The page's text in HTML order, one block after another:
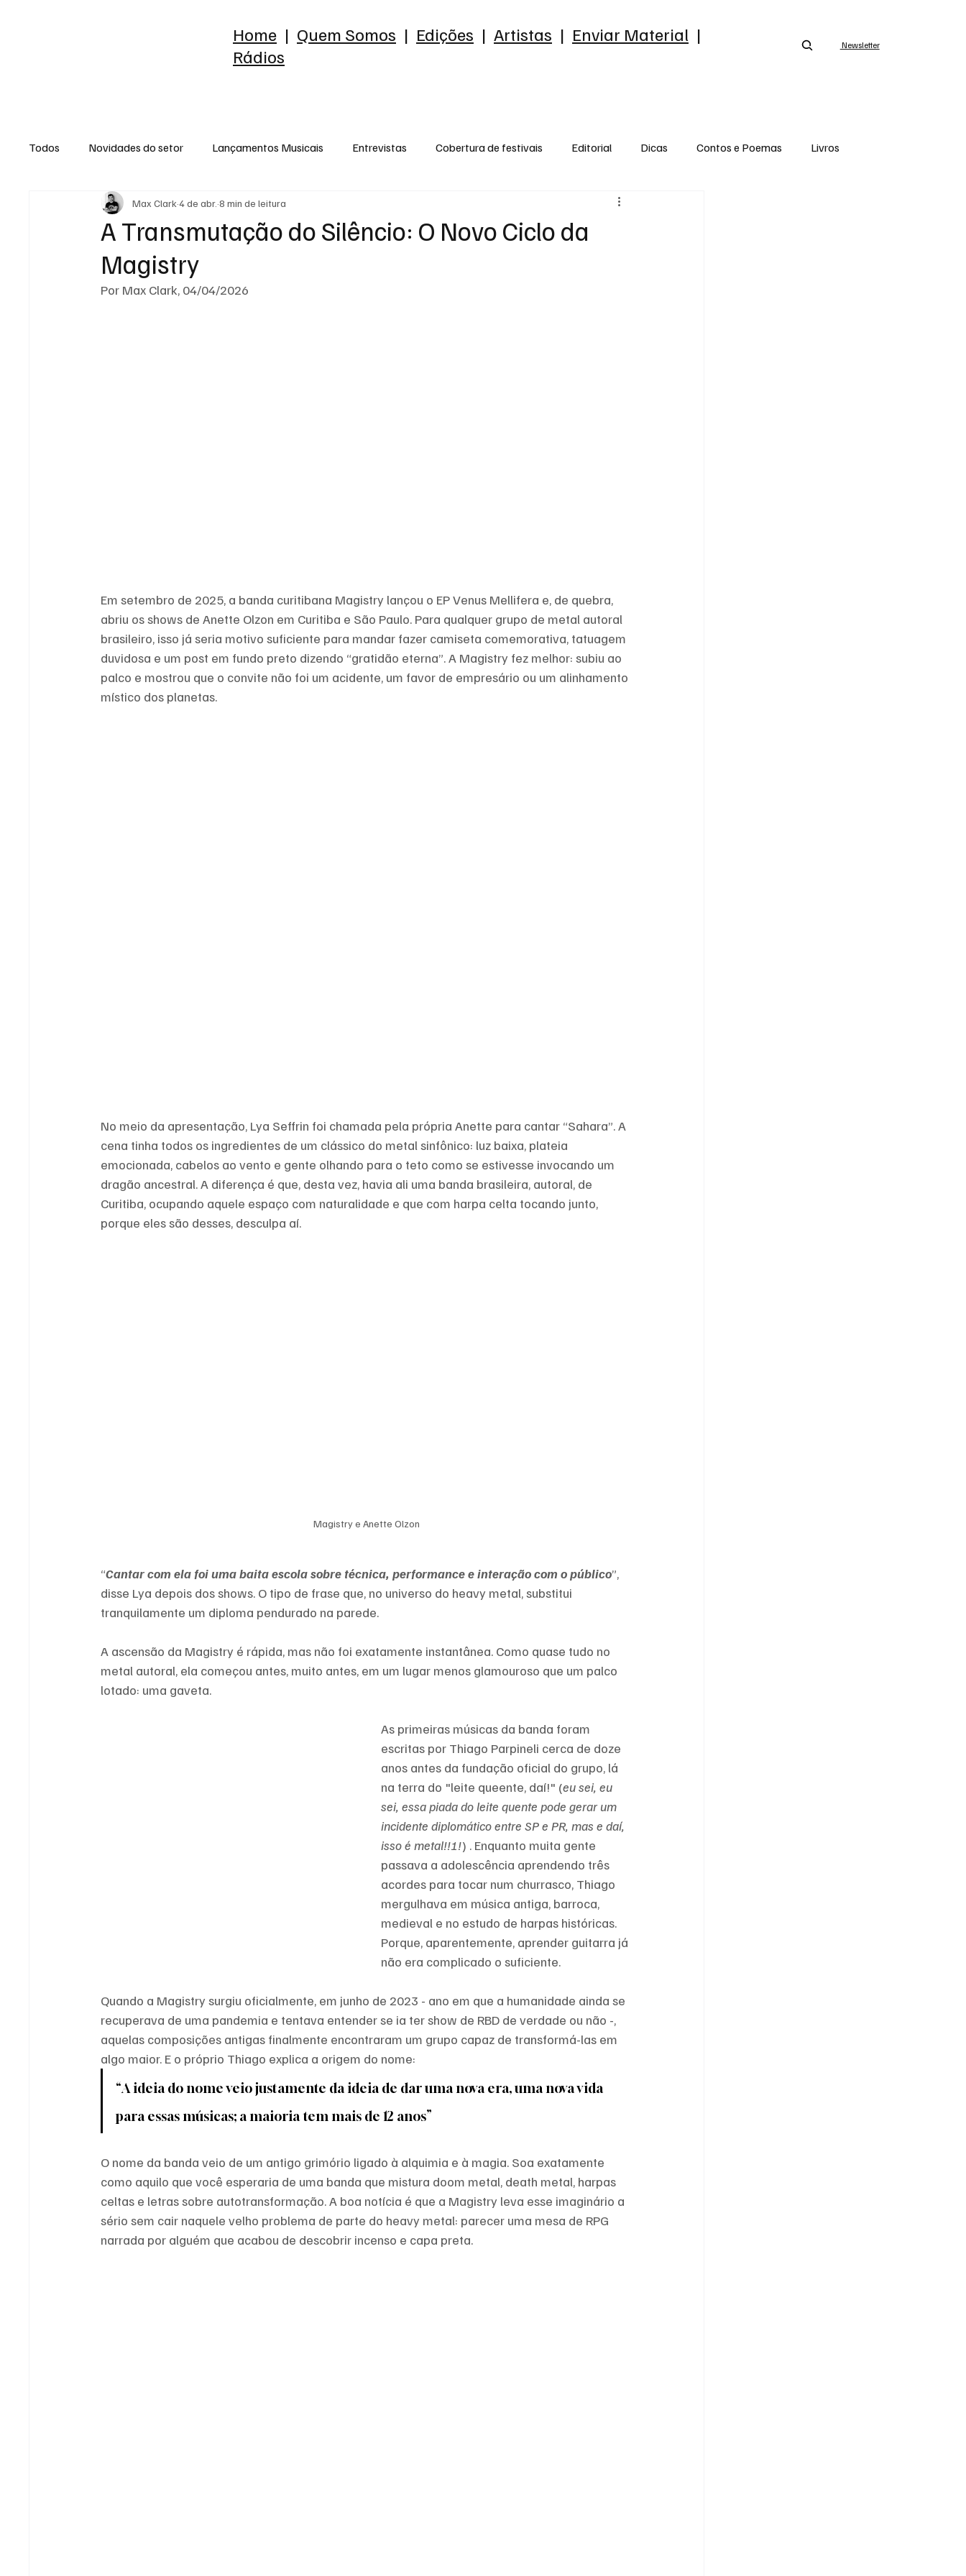
Newsletter
Home | Quem Somos | Edições | Artistas | Enviar Material |
Rádios
Todos Novidades do setor Lançamentos Musicais Entrevistas Cobertura de festivais Editorial Dicas Contos e Poemas Livros
Raio-X do Álbum Release Reflexão Opnião
A Transmutação do Silêncio: O Novo Ciclo da
Magistry
Max Clark 4 de abr. 8 min de leitura
Por Max Clark, 04/04/2026
Em setembro de 2025, a banda curitibana Magistry lançou o EP Venus Mellifera e, de quebra,
abriu os shows de Anette Olzon em Curitiba e São Paulo. Para qualquer grupo de metal autoral
brasileiro, isso já seria motivo suficiente para mandar fazer camiseta comemorativa, tatuagem
duvidosa e um post em fundo preto dizendo “gratidão eterna”. A Magistry fez melhor: subiu ao
palco e mostrou que o convite não foi um acidente, um favor de empresário ou um alinhamento
místico dos planetas.
No meio da apresentação, Lya Seffrin foi chamada pela própria Anette para cantar “Sahara”. A
cena tinha todos os ingredientes de um clássico do metal sinfônico: luz baixa, plateia
emocionada, cabelos ao vento e gente olhando para o teto como se estivesse invocando um
dragão ancestral. A diferença é que, desta vez, havia ali uma banda brasileira, autoral, de
Curitiba, ocupando aquele espaço com naturalidade e que com harpa celta tocando junto,
porque eles são desses, desculpa aí.
Magistry e Anette Olzon
“Cantar com ela foi uma baita escola sobre técnica, performance e interação com o público”,
disse Lya depois dos shows. O tipo de frase que, no universo do heavy metal, substitui
tranquilamente um diploma pendurado na parede.
A ascensão da Magistry é rápida, mas não foi exatamente instantânea. Como quase tudo no
metal autoral, ela começou antes, muito antes, em um lugar menos glamouroso que um palco
lotado: uma gaveta.
As primeiras músicas da banda foram
escritas por Thiago Parpineli cerca de doze
anos antes da fundação oficial do grupo, lá
na terra do "leite queente, daí!" (eu sei, eu
sei, essa piada do leite quente pode gerar um
incidente diplomático entre SP e PR, mas e daí,
isso é metal!!!!) . Enquanto muita gente
passava a adolescência aprendendo três
acordes para tocar num churrasco, Thiago
mergulhava em música antiga, barroca,
medieval e no estudo de harpas históricas.
Porque, aparentemente, aprender guitarra já
não era complicado o suficiente.
Quando a Magistry surgiu oficialmente, em junho de 2023 - ano em que a humanidade ainda se
recuperava de uma pandemia e tentava entender se ia ter show de RBD de verdade ou não -,
aquelas composições antigas finalmente encontraram um grupo capaz de transformá-las em
algo maior. E o próprio Thiago explica a origem do nome:
“A ideia do nome veio justamente da ideia de dar uma nova era, uma nova vida
para essas músicas; a maioria tem mais de 12 anos”
O nome da banda veio de um antigo grimório ligado à alquimia e à magia. Soa exatamente
como aquilo que você esperaria de uma banda que mistura doom metal, death metal, harpas
celtas e letras sobre autotransformação. A boa notícia é que a Magistry leva esse imaginário a
sério sem cair naquele velho problema de parte do heavy metal: parecer uma mesa de RPG
narrada por alguém que acabou de descobrir incenso e capa preta.